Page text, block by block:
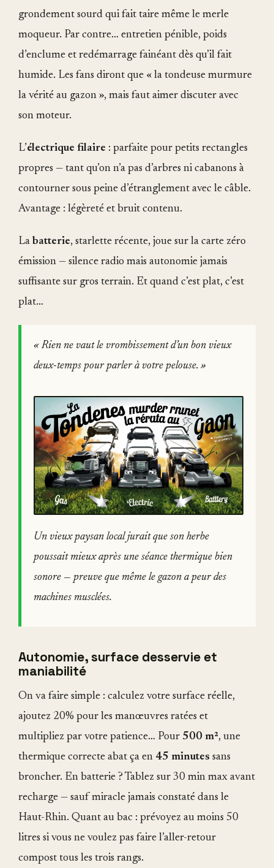
grondement sourd qui fait taire même le merle
moqueur. Par contre… entretien pénible, poids
d’enclume et redémarrage fainéant dès qu’il fait
humide. Les fans diront que « la tondeuse murmure
la vérité au gazon », mais faut aimer discuter avec
son moteur.
L’électrique filaire : parfaite pour petits rectangles
propres — tant qu’on n’a pas d’arbres ni cabanons à
contourner sous peine d’étranglement avec le câble.
Avantage : légèreté et bruit contenu.
La batterie, starlette récente, joue sur la carte zéro
émission — silence radio mais autonomie jamais
suffisante sur gros terrain. Et quand c’est plat, c’est
plat…
« Rien ne vaut le vrombissement d’un bon vieux
deux-temps pour parler à votre pelouse. »
Un vieux paysan local jurait que son herbe
poussait mieux après une séance thermique bien
sonore — preuve que même le gazon a peur des
machines musclées.
Autonomie, surface desservie et
maniabilité
On va faire simple : calculez votre surface réelle,
ajoutez 20% pour les manœuvres ratées et
multipliez par votre patience… Pour 500 m², une
thermique correcte abat ça en 45 minutes sans
broncher. En batterie ? Tablez sur 30 min max avant
recharge — sauf miracle jamais constaté dans le
Haut-Rhin. Quant au bac : prévoyez au moins 50
litres si vous ne voulez pas faire l’aller-retour
compost tous les trois rangs.